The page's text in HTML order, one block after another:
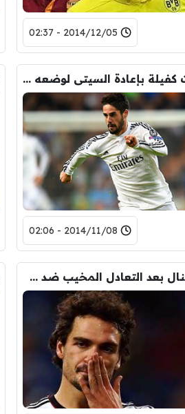
2014/12/05 - 02:37
خمسة صفقات كفيلة بإعادة السيتى لوضعه الصحيح !
2014/11/08 - 02:06
آخر أخبار الأرسنال بعد التعادل المخيب ضد هال سيتى !